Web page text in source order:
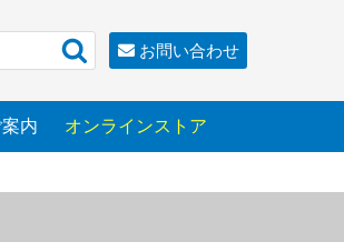
索:
お問い合わせ
内 オンラインストア